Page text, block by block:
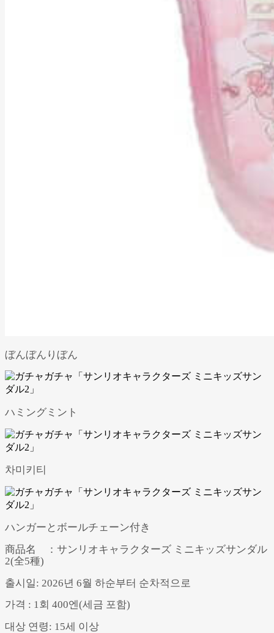
ぼんぼんりぼん
ハミングミント
차미키티
ハンガーとボールチェーン付き
商品名 ：サンリオキャラクターズ ミニキッズサンダル
2(全5種)
출시일: 2026년 6월 하순부터 순차적으로
가격 : 1회 400엔(세금 포함)
대상 연령: 15세 이상